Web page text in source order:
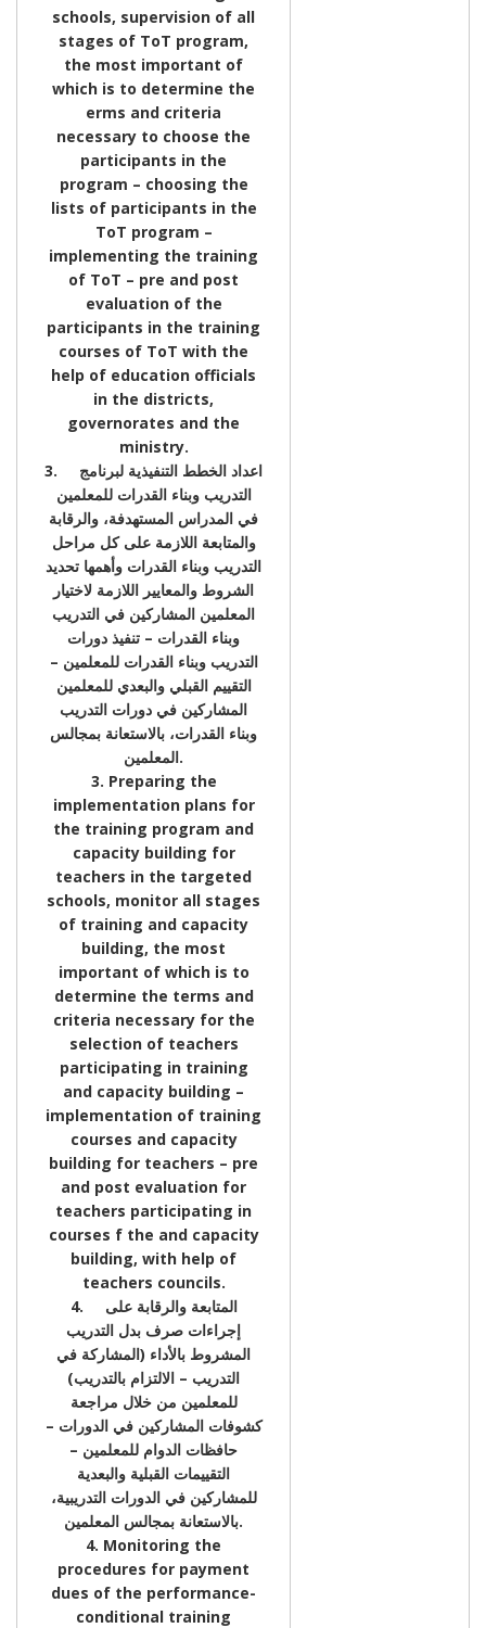
schools, supervision of all
stages of ToT program,
the most important of
which is to determine the
erms and criteria
necessary to choose the
participants in the
program – choosing the
lists of participants in the
ToT program –
implementing the training
of ToT – pre and post
evaluation of the
participants in the training
courses of ToT with the
help of education officials
in the districts,
governorates and the
ministry.
3. اعداد الخطط التنفيذية لبرنامج
التدريب وبناء القدرات للمعلمين
في المدراس المستهدفة، والرقابة
والمتابعة اللازمة على كل مراحل
التدريب وبناء القدرات وأهمها تحديد
الشروط والمعايير اللازمة لاختيار
المعلمين المشاركين في التدريب
وبناء القدرات – تنفيذ دورات
التدريب وبناء القدرات للمعلمين –
التقييم القبلي والبعدي للمعلمين
المشاركين في دورات التدريب
وبناء القدرات، بالاستعانة بمجالس
المعلمين.
3. Preparing the
implementation plans for
the training program and
capacity building for
teachers in the targeted
schools, monitor all stages
of training and capacity
building, the most
important of which is to
determine the terms and
criteria necessary for the
selection of teachers
participating in training
and capacity building –
implementation of training
courses and capacity
building for teachers – pre
and post evaluation for
teachers participating in
courses f the and capacity
building, with help of
teachers councils.
4. المتابعة والرقابة على
إجراءات صرف بدل التدريب
المشروط بالأداء (المشاركة في
التدريب – الالتزام بالتدريب)
للمعلمين من خلال مراجعة
كشوفات المشاركين في الدورات –
حافظات الدوام للمعلمين –
التقييمات القبلية والبعدية
للمشاركين في الدورات التدريبية،
بالاستعانة بمجالس المعلمين.
4. Monitoring the
procedures for payment
dues of the performance-
conditional training